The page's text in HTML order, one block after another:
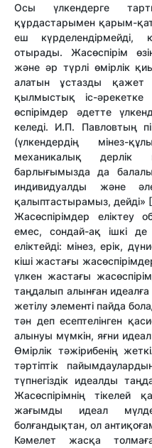
Осы үлкендерге
құрдастарымен қарым-
еш күрделендірмейді,
отырады. Жасөспірім
және әр түрлі өмірлік
алатын ұстазды қажет
қылмыстық іс-
өспірімдер әдетте
келеді. И.П. Павловтың
(үлкендердің мінез-
механикалық дерлік
барлығымызда да
индивидуалды және
қалыптастырамыз, дейді»
Жасөспірімдер еліктеу
емес, сондай-ақ ішкі де
еліктейді: мінез, ерік,
кіші жастағы
үлкен жастағы
таңдалып алынған идеалға
жетілу элементі пайда
тән деп есептелінген
алынуы мүмкін, яғни
Өмірлік тәжірибенің
тәртіптік
түпнегіздік идеалды
Жасөспірімнің тікелей
жағымды идеал
болғандықтан, ол
Кәмелет жасқа